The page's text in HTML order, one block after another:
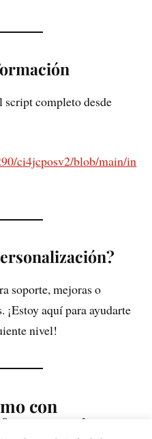
script completo desde
ci4jcposv2/blob/main/in
soporte, mejoras o
¡Estoy aquí para ayudarte
nivel!
con
tu sistema